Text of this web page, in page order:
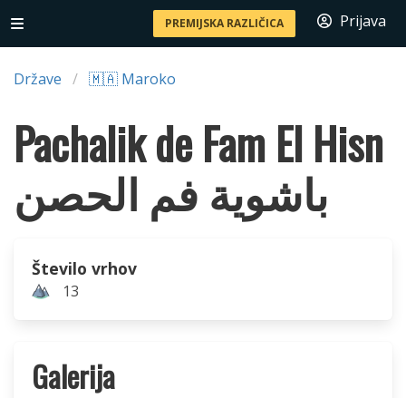
PREMIJSKA RAZLIČICA Prijava
Države 🇲🇦 Maroko
Pachalik de Fam El Hisn
باشوية فم الحصن
Število vrhov
13
Galerija